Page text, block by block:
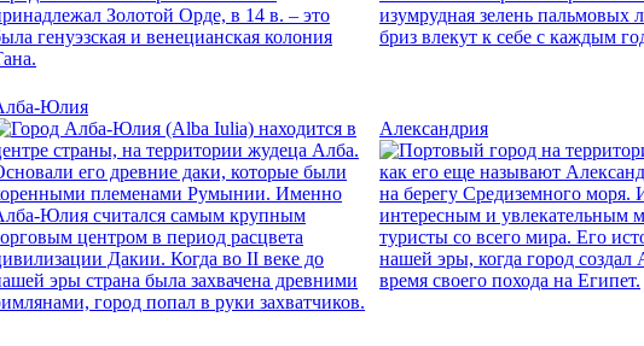
Юлия
Александрия